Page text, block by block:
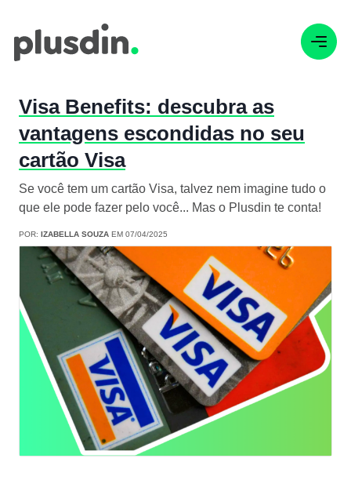
Visa Benefits: descubra as
vantagens escondidas no seu
cartão Visa
Se você tem um cartão Visa, talvez nem imagine tudo o
que ele pode fazer pelo você... Mas o Plusdin te conta!
POR: IZABELLA SOUZA EM 07/04/2025